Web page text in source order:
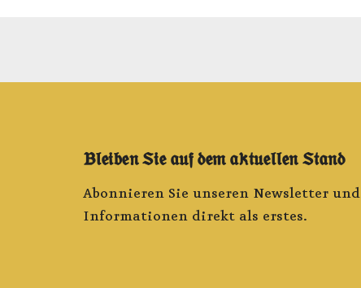
Bleiben Sie auf dem aktuellen Stand
Abonnieren Sie unseren Newsletter
Informationen direkt als erstes.